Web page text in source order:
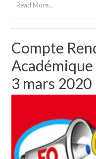
Read More...
Compte
3 mars 2020